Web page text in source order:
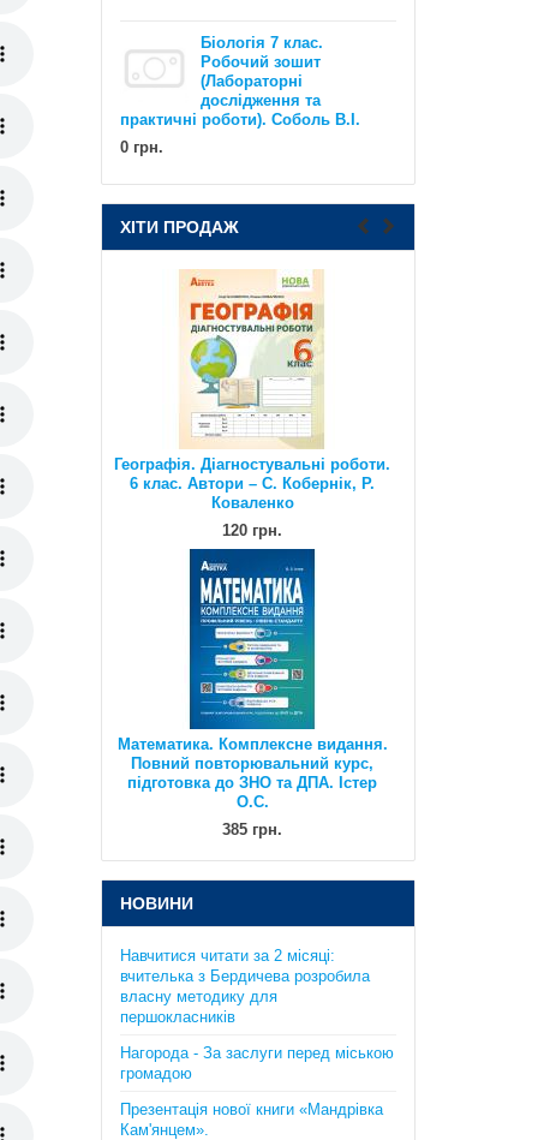
Біологія 7 клас.
Робочий зошит
(Лабораторні
дослідження та
практичні роботи). Соболь В.І.
0 грн.
ХІТИ ПРОДАЖ
НУШ Математика : Діагностичні
роботи. 5 клас / Олександр Істер
Географія. Діагностувальні роботи.
6 клас. Автори – С. Кобернік, Р.
Коваленко
120 грн.
Математика. Комплексне видання.
Повний повторювальний курс,
підготовка до ЗНО та ДПА. Істер
О.С.
385 грн.
Практикум з курсу "Планета
Земля": 6 клас. Кобернік С.Г.,
Коваленко Р.Р..
НОВИНИ
Навчитися читати за 2 місяці:
вчителька з Бердичева розробила
власну методику для
першокласників
Нагорода - За заслуги перед міською
громадою
Презентація нової книги «Мандрівка
Кам'янцем».